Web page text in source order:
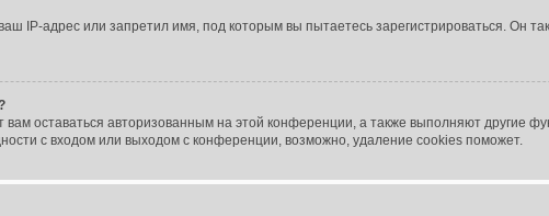
IP-адрес или запретил имя, под которым вы пытаетесь зарегистрироваться. Он
оставаться авторизованным на этой конференции, а также выполняют другие
с входом или выходом с конференции, возможно, удаление cookies поможет.